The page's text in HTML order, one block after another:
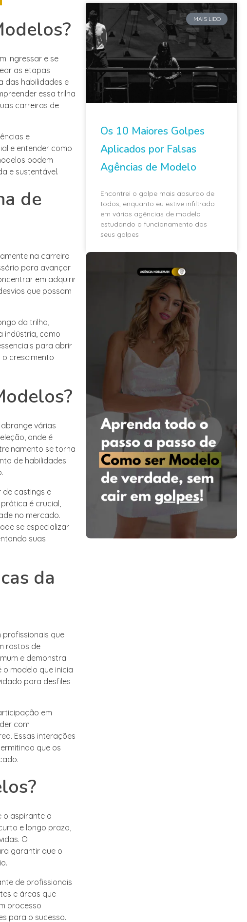
ingressar e se
as etapas
das habilidades e
essa trilha
carreiras de
e
e entender como
podem
e sustentável.
de
na carreira
para avançar
em adquirir
que possam
da trilha,
indústria, como
para abrir
crescimento
várias
onde é
se torna
de habilidades
de castings e
é crucial,
no mercado.
se especializar
suas
da
que
rostos de
e demonstra
modelo que inicia
para desfiles
em
com
Essas interações
que os
o aspirante a
e longo prazo,
O
garantir que o
de profissionais
e áreas que
processo
para o sucesso.
MAIS LIDO
Os 10 Maiores Golpes
Aplicados por Falsas
Agências de Modelo
Encontrei o golpe mais absurdo de
todos, enquanto eu estive infiltrado
em várias agências de modelo
estudando o funcionamento dos
seus golpes